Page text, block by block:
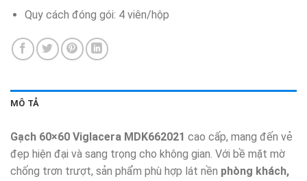
Quy cách đóng gói: 4 viên/hộp​
MÔ TẢ
Gạch 60×60 Viglacera MDK662021 cao cấp, mang đến vẻ
đẹp hiện đại và sang trọng cho không gian. Với bề mặt mờ
chống trơn trượt, sản phẩm phù hợp lát nền phòng khách,